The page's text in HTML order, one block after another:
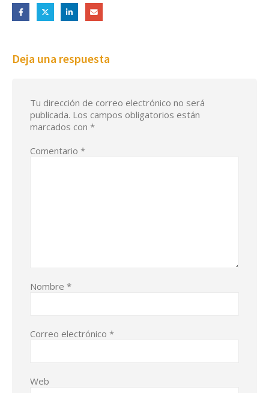
Deja una respuesta
Tu dirección de correo electrónico no será
publicada. Los campos obligatorios están
marcados con *
Comentario *
Nombre *
Correo electrónico *
Web